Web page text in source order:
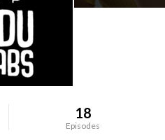
18
Episodes